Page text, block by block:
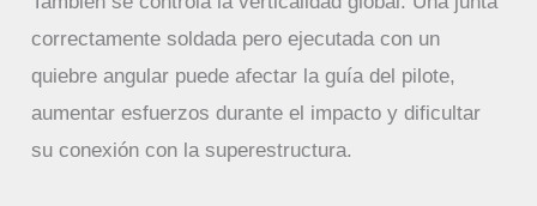
correctamente soldada pero ejecutada con un
quiebre angular puede afectar la guía del pilote,
aumentar esfuerzos durante el impacto y dificultar
su conexión con la superestructura.